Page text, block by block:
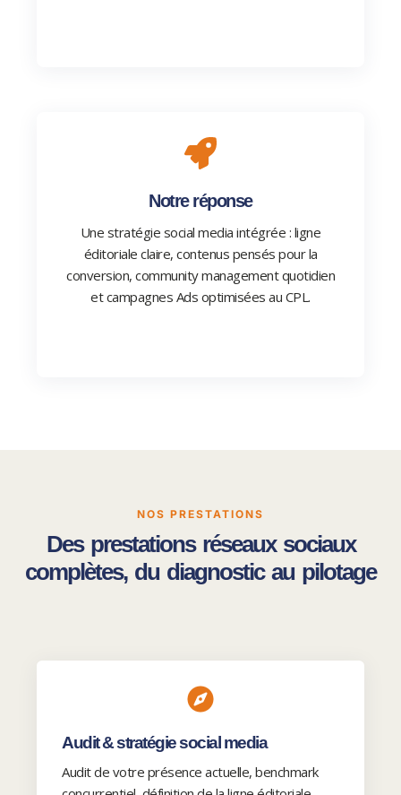
Notre réponse
Une stratégie social media intégrée : ligne
éditoriale claire, contenus pensés pour la
conversion, community management quotidien
et campagnes Ads optimisées au CPL.
NOS PRESTATIONS
Des prestations réseaux sociaux
complètes, du diagnostic au pilotage
Audit & stratégie social media
Audit de votre présence actuelle, benchmark